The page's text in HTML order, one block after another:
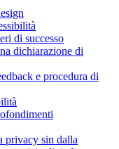
di successo
dichiarazione di
e procedura di
privacy sin dalla